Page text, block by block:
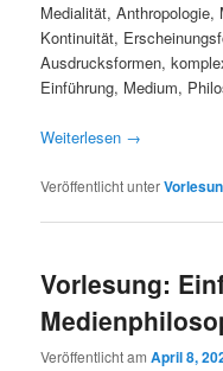
Medialität, Anthropologie,
Kontinuität,
Ausdrucksformen,
Einführung, Medium,
Weiterlesen →
Veröffentlicht unter
Vorlesung:
Veröffentlicht amApril 8,